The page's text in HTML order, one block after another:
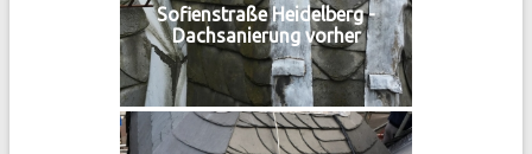
Sofienstraße Heidelberg -
Dachsanierung vorher